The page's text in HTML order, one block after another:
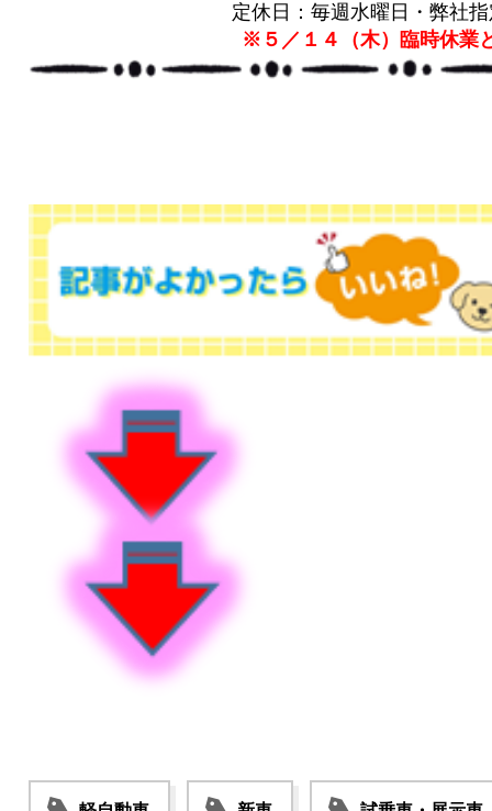
定休日：毎週水曜日・弊社
※５／１４（木）臨時休業